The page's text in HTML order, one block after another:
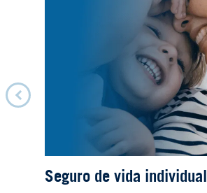
Seguro de vida individual